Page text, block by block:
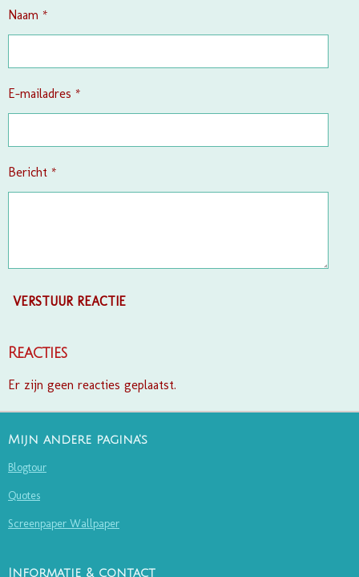
t
r
e
n
Naam *
E-mailadres *
Bericht *
VERSTUUR REACTIE
Reacties
Er zijn geen reacties geplaatst.
Mijn andere pagina's
Blogtour
Quotes
Screenpaper Wallpaper
Informatie & contact